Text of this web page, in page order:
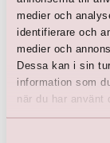
medier och
identifierare och
medier och
Dessa kan i sin
information som
när du har använt